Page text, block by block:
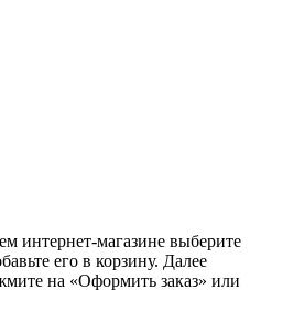
интернет-магазине выберите
его в корзину. Далее
на «Оформить заказ» или